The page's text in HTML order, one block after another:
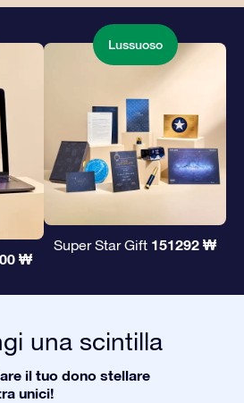
₩
Lussuoso
Super Star Gift 151292 ₩
una scintilla
il tuo dono stellare
unici!